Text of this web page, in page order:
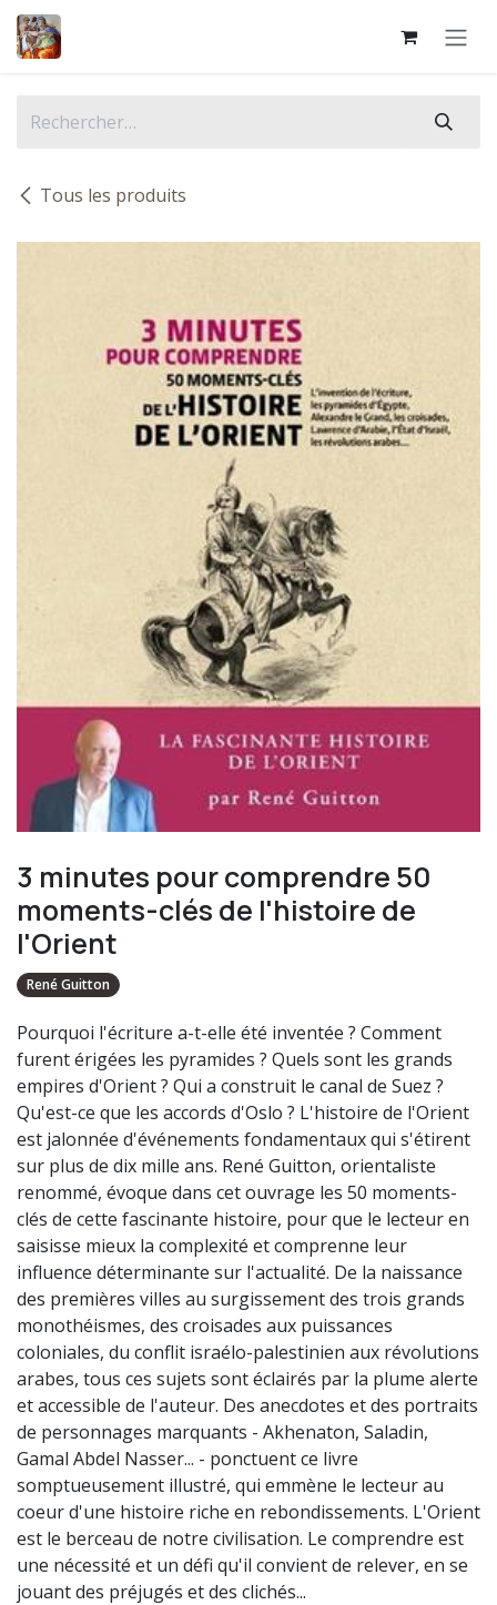
Se rendre au contenu
Tous les produits
3 minutes pour comprendre 50
moments-clés de l'histoire de
l'Orient
René Guitton
Pourquoi l'écriture a-t-elle été inventée ? Comment
furent érigées les pyramides ? Quels sont les grands
empires d'Orient ? Qui a construit le canal de Suez ?
Qu'est-ce que les accords d'Oslo ? L'histoire de l'Orient
est jalonnée d'événements fondamentaux qui s'étirent
sur plus de dix mille ans. René Guitton, orientaliste
renommé, évoque dans cet ouvrage les 50 moments-
clés de cette fascinante histoire, pour que le lecteur en
saisisse mieux la complexité et comprenne leur
influence déterminante sur l'actualité. De la naissance
des premières villes au surgissement des trois grands
monothéismes, des croisades aux puissances
coloniales, du conflit israélo-palestinien aux révolutions
arabes, tous ces sujets sont éclairés par la plume alerte
et accessible de l'auteur. Des anecdotes et des portraits
de personnages marquants - Akhenaton, Saladin,
Gamal Abdel Nasser... - ponctuent ce livre
somptueusement illustré, qui emmène le lecteur au
coeur d'une histoire riche en rebondissements. L'Orient
est le berceau de notre civilisation. Le comprendre est
une nécessité et un défi qu'il convient de relever, en se
jouant des préjugés et des clichés...